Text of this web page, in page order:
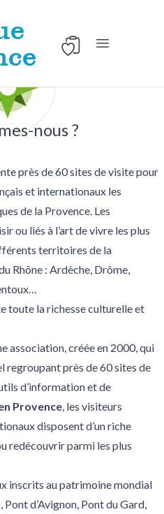
Ouvrir le
nous ?
près de60 sites de visitepour
et internationaux les
de la Provence. Les
ou liés à l’art de vivre les plus
territoires de la
Rhône : Ardèche, Drôme,
toute la richesse culturelle et
association, créée en 2000, qui
regroupant près de 60 sites de
d’information et de
Provence, les visiteurs
disposent d’un riche
redécouvrir parmi les plus
inscrits aupatrimoine mondial
, Pont d’Avignon, Pont du Gard,